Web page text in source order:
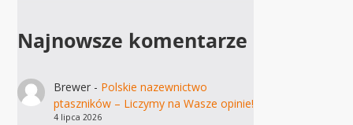
Najnowsze komentarze
Brewer- Polskie nazewnictwo
ptaszników – Liczymy na Wasze opinie!
4 lipca 2026